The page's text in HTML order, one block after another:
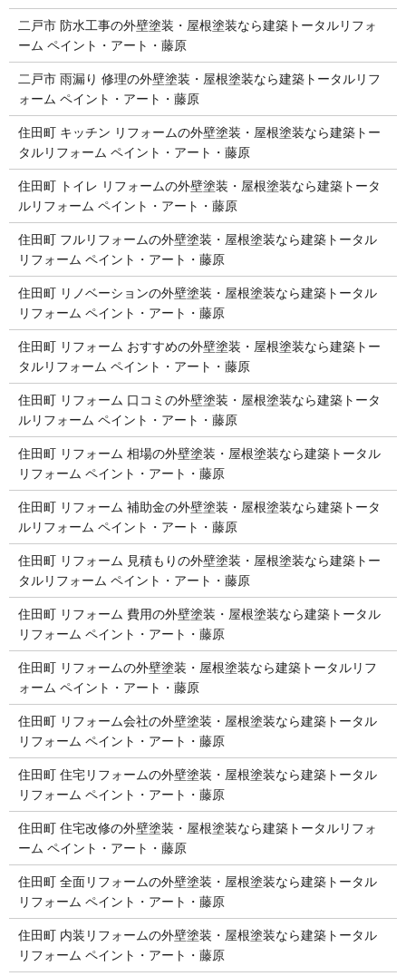
二戸市 防水工事の外壁塗装・屋根塗装なら建築トータルリフォ
ーム ペイント・アート・藤原
二戸市 雨漏り 修理の外壁塗装・屋根塗装なら建築トータルリフ
ォーム ペイント・アート・藤原
住田町 キッチン リフォームの外壁塗装・屋根塗装なら建築トー
タルリフォーム ペイント・アート・藤原
住田町 トイレ リフォームの外壁塗装・屋根塗装なら建築トータ
ルリフォーム ペイント・アート・藤原
住田町 フルリフォームの外壁塗装・屋根塗装なら建築トータル
リフォーム ペイント・アート・藤原
住田町 リノベーションの外壁塗装・屋根塗装なら建築トータル
リフォーム ペイント・アート・藤原
住田町 リフォーム おすすめの外壁塗装・屋根塗装なら建築トー
タルリフォーム ペイント・アート・藤原
住田町 リフォーム 口コミの外壁塗装・屋根塗装なら建築トータ
ルリフォーム ペイント・アート・藤原
住田町 リフォーム 相場の外壁塗装・屋根塗装なら建築トータル
リフォーム ペイント・アート・藤原
住田町 リフォーム 補助金の外壁塗装・屋根塗装なら建築トータ
ルリフォーム ペイント・アート・藤原
住田町 リフォーム 見積もりの外壁塗装・屋根塗装なら建築トー
タルリフォーム ペイント・アート・藤原
住田町 リフォーム 費用の外壁塗装・屋根塗装なら建築トータル
リフォーム ペイント・アート・藤原
住田町 リフォームの外壁塗装・屋根塗装なら建築トータルリフ
ォーム ペイント・アート・藤原
住田町 リフォーム会社の外壁塗装・屋根塗装なら建築トータル
リフォーム ペイント・アート・藤原
住田町 住宅リフォームの外壁塗装・屋根塗装なら建築トータル
リフォーム ペイント・アート・藤原
住田町 住宅改修の外壁塗装・屋根塗装なら建築トータルリフォ
ーム ペイント・アート・藤原
住田町 全面リフォームの外壁塗装・屋根塗装なら建築トータル
リフォーム ペイント・アート・藤原
住田町 内装リフォームの外壁塗装・屋根塗装なら建築トータル
リフォーム ペイント・アート・藤原